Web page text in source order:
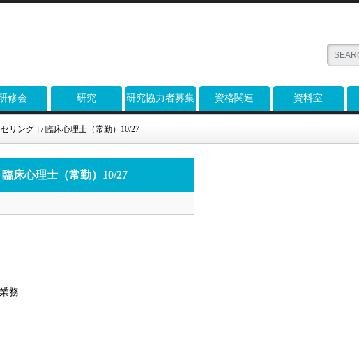
修会 研究 研究協力者募集 資格関連 資料室
リング ] / 臨床心理士（常勤）10/27
床心理士（常勤）10/27
務